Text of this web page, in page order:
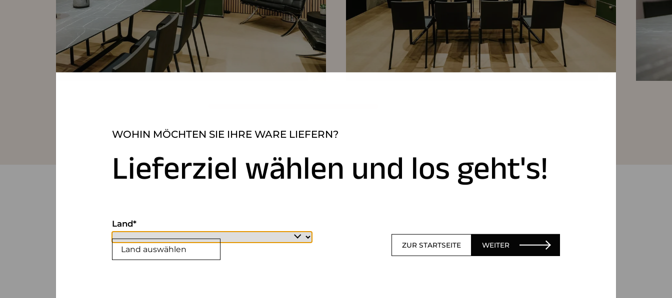
WOHIN MÖCHTEN SIE IHRE WARE LIEFERN?
Lieferziel wählen und los geht's!
Land auswählen
Land
ZUR STARTSEITE WEITER